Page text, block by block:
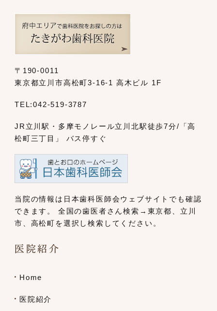
〒190-0011
東京都立川市高松町3-16-1 高木ビル 1F
TEL:042-519-3787
JR立川駅・多摩モノレール立川北駅徒歩7分/「高
松町三丁目」 バス停すぐ
当院の情報は日本歯科医師会ウェブサイト でも確認
できます。
全国の歯医者さん検索→東京都、立川
市、 高松町を選択し検索してください。
医院紹介
Home
医院紹介